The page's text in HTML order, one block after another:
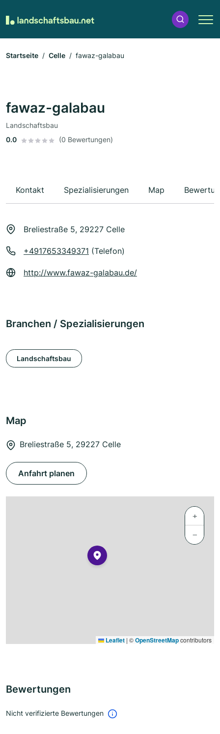
Startseite Celle fawaz-galabau
fawaz-galabau
Landschaftsbau
0.0
(0 Bewertungen)
Kontakt Spezialisierungen Map
Breliestraße 5, 29227 Celle
+4917653349371 (Telefon)
http://www.fawaz-galabau.de/
Branchen / Spezialisierungen
Landschaftsbau
Map
Breliestraße 5, 29227 Celle
Anfahrt planen
+
−
Leaflet | ©OpenStreetMapcontributors
Bewertungen
Nicht verifizierte Bewertungen